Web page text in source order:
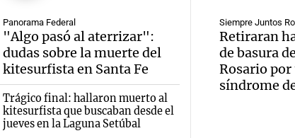
Panorama
Episodios
para
de la
Panorama
finales
gran
la
Audio.
Panorama Federal
"Algo pasó al aterrizar":
dudas sobre la muerte del
kitesurfista en Santa Fe
Trágico final: hallaron muerto al
kitesurfista que buscaban desde el
jueves en la Laguna Setúbal
Siempre Juntos
Retiraran
de basura
Rosario por
síndrome